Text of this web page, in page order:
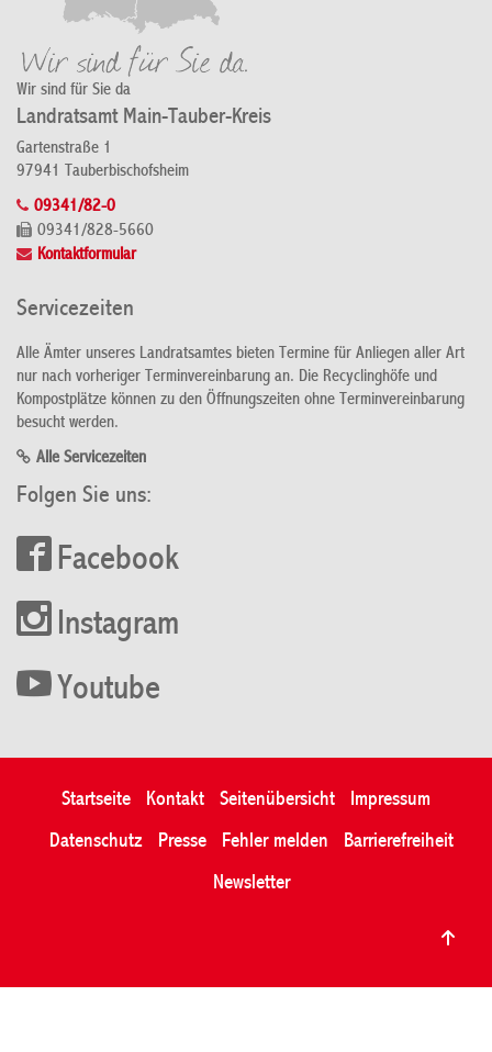
Wir sind für Sie da
Landratsamt Main-Tauber-Kreis
Gartenstraße 1
97941 Tauberbischofsheim
09341/82-0
09341/828-5660
Kontaktformular
Servicezeiten
Alle Ämter unseres Landratsamtes bieten Termine für Anliegen aller Art
nur nach vorheriger Terminvereinbarung an. Die Recyclinghöfe und
Kompostplätze können zu den Öffnungszeiten ohne Terminvereinbarung
besucht werden.
Alle Servicezeiten
Folgen Sie uns:
Facebook
Instagram
Youtube
Startseite Kontakt Seitenübersicht
Impressum
Datenschutz
Presse Fehler melden
Barrierefreiheit
Newsletter